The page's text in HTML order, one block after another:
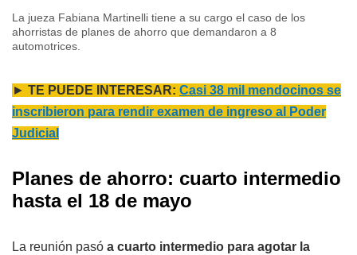
La jueza Fabiana Martinelli tiene a su cargo el caso de los
ahorristas de planes de ahorro que demandaron a 8
automotrices.
► TE PUEDE INTERESAR: Casi 38 mil mendocinos se
inscribieron para rendir examen de ingreso al Poder
Judicial
Planes de ahorro: cuarto intermedio
hasta el 18 de mayo
La reunión pasó a cuarto intermedio para agotar la